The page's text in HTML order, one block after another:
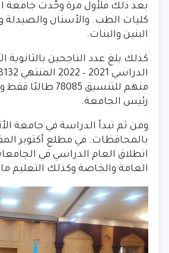
بعد ذلك فلأول مرة وحّدت جامعة
كليات الطب. والأسنان والصيدلة
البنين والبنات.
كذلك بلغ عدد الناجحين بالثانوية
منهم للتنسيق 78085
رئيس الجامعة.
ومن ثم تبدأ الدراسة في جامعة
بالمحافظات. في مطلع أكتوبر
انطلاق العام الدراسي في
العامة والخاصة وكذلك التعليم